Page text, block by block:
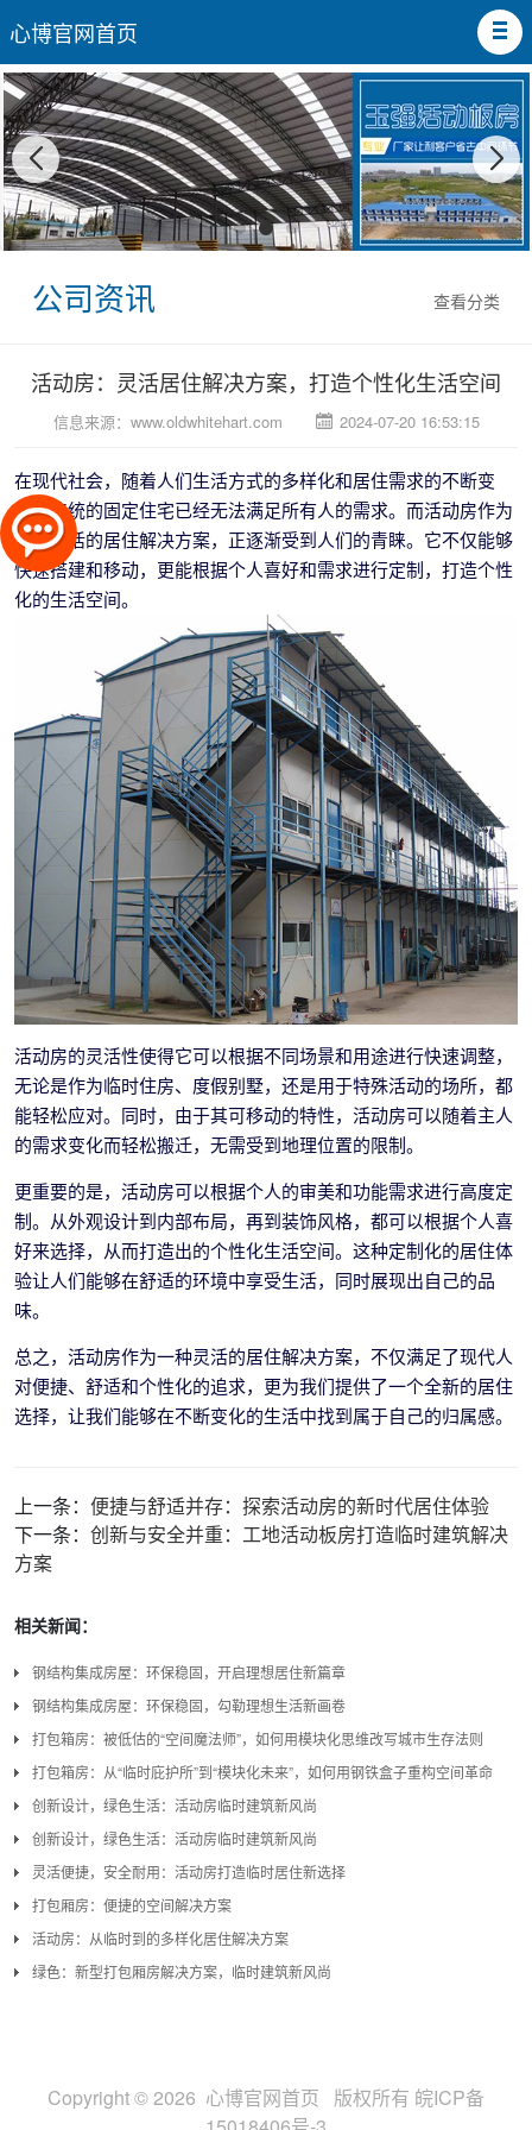
心博官网首页
查看分类
公司资讯
活动房：灵活居住解决方案，打造个性化生活空间
信息来源： www.oldwhitehart.com 2024-07-20 16:53:15
在现代社会，随着人们生活方式的多样化和居住需求的不断变
化，传统的固定住宅已经无法满足所有人的需求。而活动房作为
一种灵活的居住解决方案，正逐渐受到人们的青睐。它不仅能够
快速搭建和移动，更能根据个人喜好和需求进行定制，打造个性
化的生活空间。
活动房的灵活性使得它可以根据不同场景和用途进行快速调整，
无论是作为临时住房、度假别墅，还是用于特殊活动的场所，都
能轻松应对。同时，由于其可移动的特性，活动房可以随着主人
的需求变化而轻松搬迁，无需受到地理位置的限制。
更重要的是，活动房可以根据个人的审美和功能需求进行高度定
制。从外观设计到内部布局，再到装饰风格，都可以根据个人喜
好来选择，从而打造出的个性化生活空间。这种定制化的居住体
验让人们能够在舒适的环境中享受生活，同时展现出自己的品
味。
总之，活动房作为一种灵活的居住解决方案，不仅满足了现代人
对便捷、舒适和个性化的追求，更为我们提供了一个全新的居住
选择，让我们能够在不断变化的生活中找到属于自己的归属感。
上一条： 便捷与舒适并存：探索活动房的新时代居住体验
下一条： 创新与安全并重：工地活动板房打造临时建筑解决
方案
相关新闻：
钢结构集成房屋：环保稳固，开启理想居住新篇章
钢结构集成房屋：环保稳固，勾勒理想生活新画卷
打包箱房：被低估的“空间魔法师”，如何用模块化思维改写城市生存法则
打包箱房：从“临时庇护所”到“模块化未来”，如何用钢铁盒子重构空间革命
创新设计，绿色生活：活动房临时建筑新风尚
创新设计，绿色生活：活动房临时建筑新风尚
灵活便捷，安全耐用：活动房打造临时居住新选择
打包厢房：便捷的空间解决方案
活动房：从临时到的多样化居住解决方案
绿色：新型打包厢房解决方案，临时建筑新风尚
Copyright © 2026 心博官网首页 版权所有 皖ICP备